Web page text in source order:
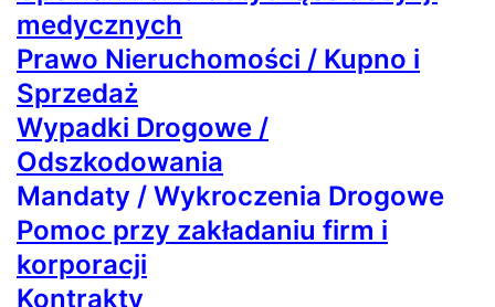
medycznych
Prawo Nieruchomości / Kupno i
Sprzedaż
Wypadki Drogowe /
Odszkodowania
Mandaty / Wykroczenia Drogowe
Pomoc przy zakładaniu firm i
korporacji
Kontrakty